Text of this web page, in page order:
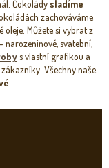
Čokoládysladíme
zachováváme
oleje. Můžete si vybrat z
svatební,
s vlastní grafikou a
Všechny naše